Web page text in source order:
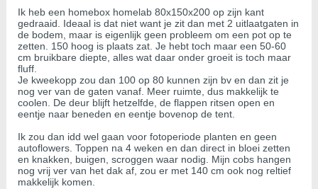
Ik heb een homebox homelab 80x150x200 op zijn kant
gedraaid. Ideaal is dat niet want je zit dan met 2 uitlaatgaten in
de bodem, maar is eigenlijk geen probleem om een pot op te
zetten. 150 hoog is plaats zat. Je hebt toch maar een 50-60
cm bruikbare diepte, alles wat daar onder groeit is toch maar
fluff.
Je kweekopp zou dan 100 op 80 kunnen zijn bv en dan zit je
nog ver van de gaten vanaf. Meer ruimte, dus makkelijk te
coolen. De deur blijft hetzelfde, de flappen ritsen open en
eentje naar beneden en eentje bovenop de tent.
Ik zou dan idd wel gaan voor fotoperiode planten en geen
autoflowers. Toppen na 4 weken en dan direct in bloei zetten
en knakken, buigen, scroggen waar nodig. Mijn cobs hangen
nog vrij ver van het dak af, zou er met 140 cm ook nog reltief
makkelijk komen.